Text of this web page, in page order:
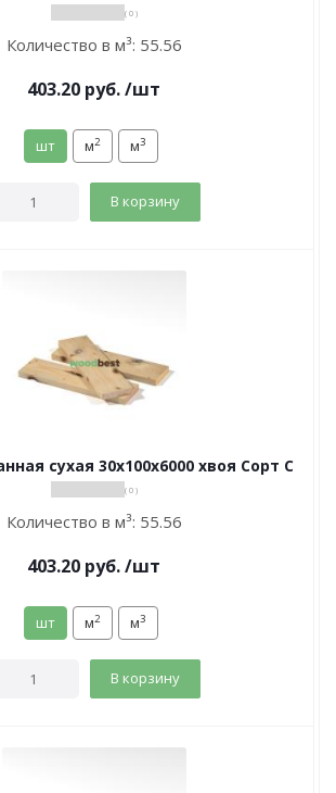
( 0 )
Количество в м³: 55.56
403.20 руб./шт
шт м2 м3
В корзину
сухая 30х100х6000 хвоя Сорт С
( 0 )
Количество в м³: 55.56
403.20 руб./шт
шт м2 м3
В корзину